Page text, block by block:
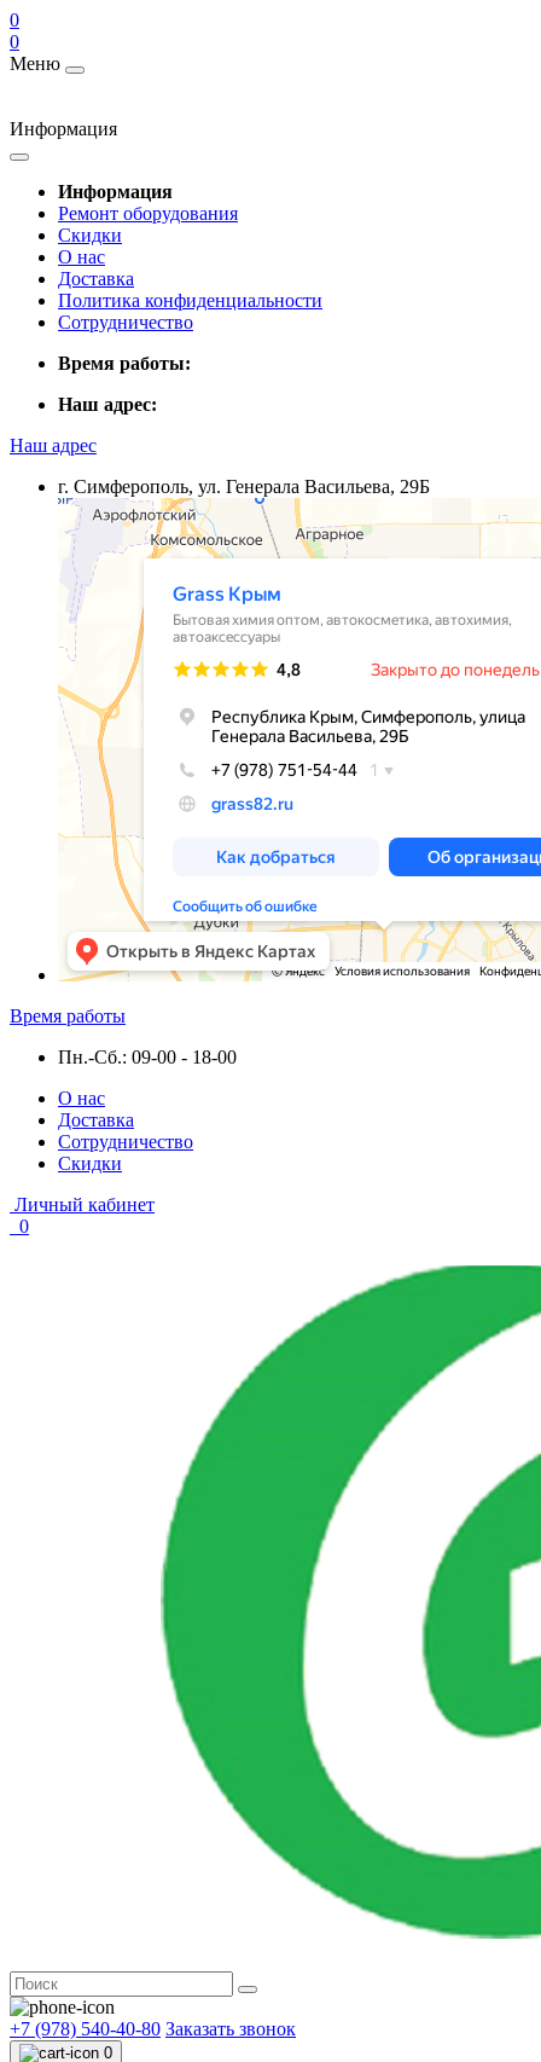
0
0
Меню
Информация
Информация
Ремонт оборудования
Скидки
О нас
Доставка
Политика конфиденциальности
Сотрудничество
Время работы:
Наш адрес:
Наш адрес
г. Симферополь, ул. Генерала Васильева, 29Б
Время работы
Пн.-Сб.: 09-00 - 18-00
О нас
Доставка
Сотрудничество
Скидки
Личный кабинет
0
+7 (978) 540-40-80 Заказать звонок
0